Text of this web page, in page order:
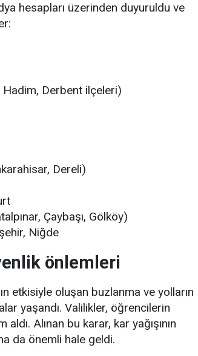
hesapları üzerinden duyuruldu ve
Hadim, Derbent ilçeleri)
Dereli)
Çaybaşı, Gölköy)
Niğde
önlemleri
etkisiyle oluşan buzlanma ve yolların
yaşandı. Valilikler, öğrencilerin
Alınan bu karar, kar yağışının
da önemli hale geldi.